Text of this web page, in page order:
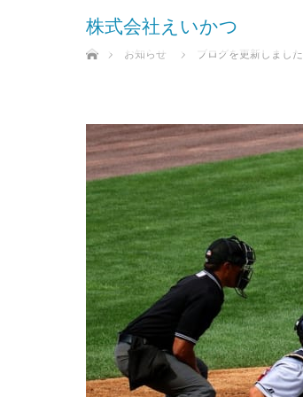
株式会社えいかつ
ホーム
お知らせ
ブログを更新しました